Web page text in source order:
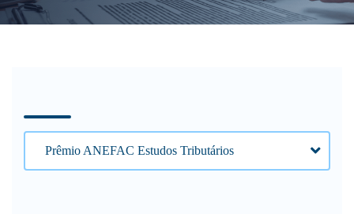
Prêmio ANEFAC Estudos Tributários